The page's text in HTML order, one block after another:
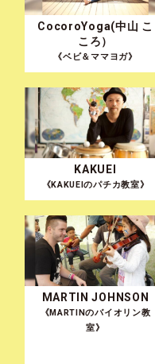
CocoroYoga(中山 こ
ころ）
《ベビ＆ママヨガ》
KAKUEI
《KAKUEIのパチカ教室》
MARTIN JOHNSON
《MARTINのバイオリン教
室》